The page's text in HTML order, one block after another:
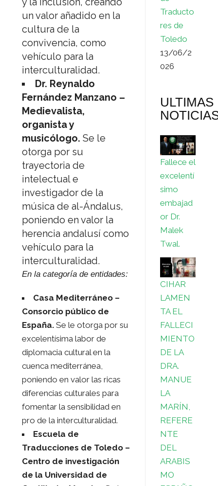
un valor añadido en la
cultura de la
convivencia, como
vehículo para la
interculturalidad.
Dr. Reynaldo
Fernández Manzano –
Medievalista,
organista y
musicólogo. Se le
otorga por su
trayectoria de
intelectual e
investigador de la
música de al-Ándalus,
poniendo en valor la
herencia andalusí como
vehículo para la
interculturalidad.
En la categoría de entidades:
Casa Mediterráneo –
Consorcio público de
España. Se le otorga por su
excelentísima labor de
diplomacia cultural en la
cuenca mediterránea,
poniendo en valor las ricas
diferencias culturales para
fomentar la sensibilidad en
pro de la interculturalidad.
Escuela de
Traducciones de Toledo –
Centro de investigación
de la Universidad de
Traducto
res de
Toledo
13/06/2
026
ULTIMAS
Fallece el
excelentí
simo
embajad
or Dr.
Malek
Twal.
CIHAR
LAMEN
TA EL
FALLECI
MIENTO
DE LA
DRA.
MANUE
LA
MARÍN,
REFERE
NTE
DEL
ARABIS
MO